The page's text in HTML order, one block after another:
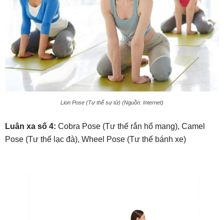
Lion Pose (Tư thế sư tử) (Nguồn: Internet)
Luân xa số 4: Cobra Pose (Tư thế rắn hổ mang), Camel
Pose (Tư thế lạc đà), Wheel Pose (Tư thế bánh xe)